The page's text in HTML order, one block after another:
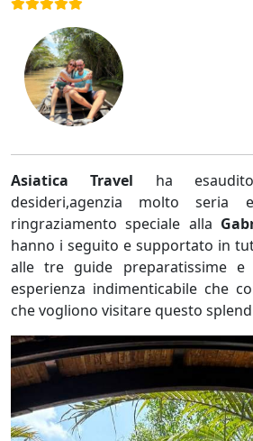
Asiatica Travel ha
desideri,agenzia molto
ringraziamento speciale alla
hanno i seguito e supportato in
alle tre guide preparatissime
esperienza indimenticabile che
che vogliono visitare questo